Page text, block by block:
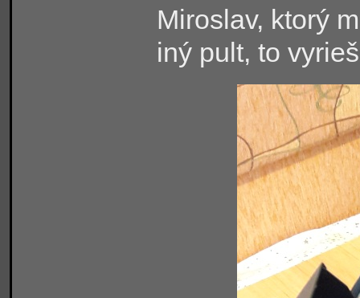
Miroslav, ktorý
iný pult, to